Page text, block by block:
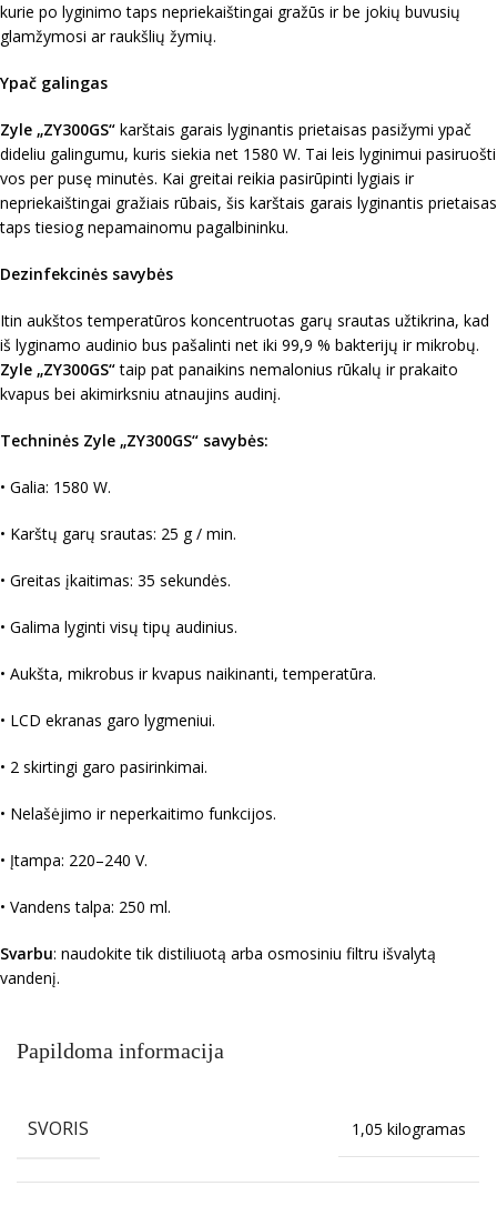
kurie po lyginimo taps nepriekaištingai gražūs ir be jokių buvusių
glamžymosi ar raukšlių žymių.
Ypač galingas
Zyle „ZY300GS“ karštais garais lyginantis prietaisas pasižymi ypač
dideliu galingumu, kuris siekia net 1580 W. Tai leis lyginimui pasiruošti
vos per pusę minutės. Kai greitai reikia pasirūpinti lygiais ir
nepriekaištingai gražiais rūbais, šis karštais garais lyginantis prietaisas
taps tiesiog nepamainomu pagalbininku.
Dezinfekcinės savybės
Itin aukštos temperatūros koncentruotas garų srautas užtikrina, kad
iš lyginamo audinio bus pašalinti net iki 99,9 % bakterijų ir mikrobų.
Zyle „ZY300GS“taip pat panaikins nemalonius rūkalų ir prakaito
kvapus bei akimirksniu atnaujins audinį.
Techninės Zyle „ZY300GS“ savybės:
• Galia: 1580 W.
• Karštų garų srautas: 25 g / min.
• Greitas įkaitimas: 35 sekundės.
• Galima lyginti visų tipų audinius.
• Aukšta, mikrobus ir kvapus naikinanti, temperatūra.
• LCD ekranas garo lygmeniui.
• 2 skirtingi garo pasirinkimai.
• Nelašėjimo ir neperkaitimo funkcijos.
• Įtampa: 220–240 V.
• Vandens talpa: 250 ml.
Svarbu: naudokite tik distiliuotą arba osmosiniu filtru išvalytą
vandenį.
Papildoma informacija
SVORIS 1,05 kilogramas